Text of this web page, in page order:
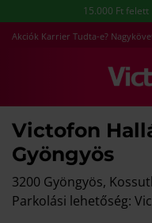
15.000 Ft felett
Akciók Karrier Tudta-e?
Victofon
Gyöngyös
3200 Gyöngyös,
Parkolási lehetőség: